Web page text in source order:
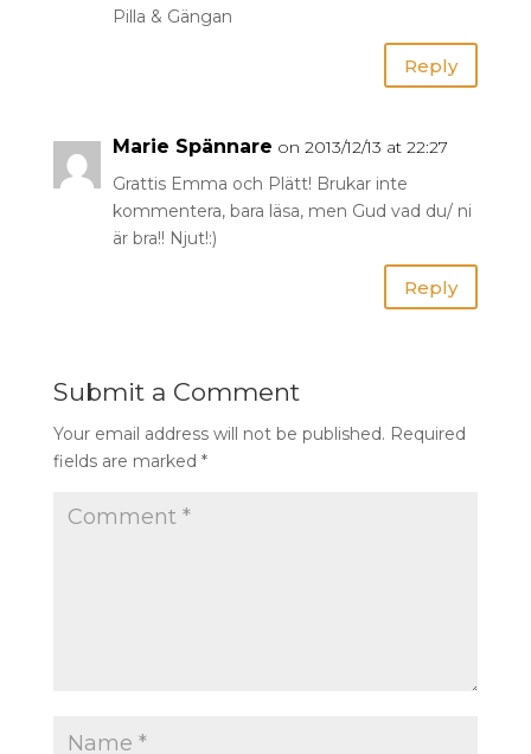
Pilla & Gängan
Reply
Marie Spännare on 2013/12/13 at 22:27
Grattis Emma och Plätt! Brukar inte
kommentera, bara läsa, men Gud vad du/ ni
är bra!! Njut!:)
Reply
Submit a Comment
Your email address will not be published. Required
fields are marked *